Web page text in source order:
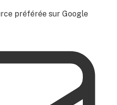
préférée sur Google